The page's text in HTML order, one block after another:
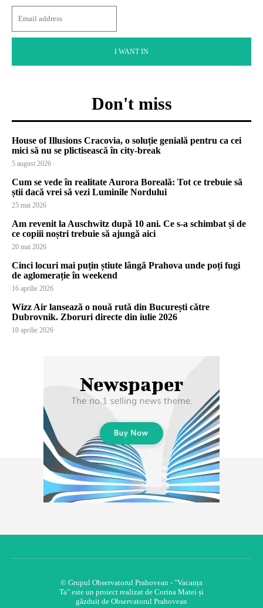
I WANT IN
Don't miss
House of Illusions Cracovia, o soluție genială pentru ca cei
mici să nu se plictisească în city-break
5 august 2026
Cum se vede în realitate Aurora Boreală: Tot ce trebuie să
știi dacă vrei să vezi Luminile Nordului
25 mai 2026
Am revenit la Auschwitz după 10 ani. Ce s-a schimbat și de
ce copiii noștri trebuie să ajungă aici
20 mai 2026
Cinci locuri mai puțin știute lângă Prahova unde poți fugi
de aglomerație în weekend
16 aprilie 2026
Wizz Air lansează o nouă rută din București către
Dubrovnik. Zboruri directe din iulie 2026
10 aprilie 2026
© Grupul Observatorul Prahovean - "Vacanța
Ta" este un proiect realizat de Corina Matei și
găzduit de Observatorul Prahovean